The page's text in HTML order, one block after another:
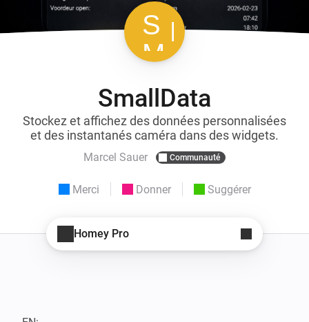
SmallData
Stockez et affichez des données personnalisées
et des instantanés caméra dans des widgets.
Marcel Sauer Communauté
Merci Donner Suggérer
Homey Pro